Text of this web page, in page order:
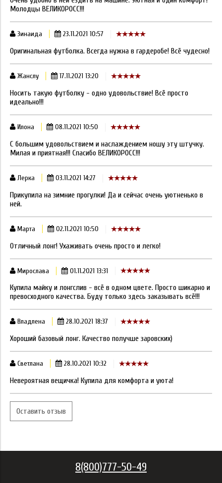
Молодцы ВЕЛИКОРОСС!!!
Зинаида 23.11.2021 10:57
Оригинальная футболка. Всегда нужна в гардеробе! Всё чудесно!
Жанслу 17.11.2021 13:20
Носить такую футболку - одно удовольствие! Всё просто
идеально!!!
Илона 08.11.2021 10:50
С большим удовольствием и наслаждением ношу эту штучку.
Милая и приятная!!! Спасибо ВЕЛИКОРОСС!!!
Лерка 03.11.2021 14:27
Прикупила на зимние прогулки! Да и сейчас очень уютненько в
ней.
Марта 02.11.2021 10:50
Отличный лонг! Ухаживать очень просто и легко!
Мирослава 01.11.2021 13:31
Купила майку и лонгслив - всё в одном цвете. Просто шикарно и
превосходного качества. Буду только здесь заказывать всё!!!
Владлена 28.10.2021 18:37
Хороший базовый лонг. Качество получше заровских)
Светлана 28.10.2021 10:32
Невероятная вещичка! Купила для комфорта и уюта!
Оставить отзыв
8(800)777-50-49